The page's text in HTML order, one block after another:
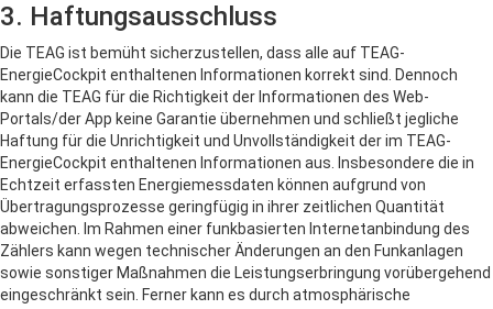
3. Haftungsausschluss
Die TEAG ist bemüht sicherzustellen, dass alle auf TEAG-
EnergieCockpit enthaltenen Informationen korrekt sind. Dennoch
kann die TEAG für die Richtigkeit der Informationen des Web-
Portals/der App keine Garantie übernehmen und schließt jegliche
Haftung für die Unrichtigkeit und Unvollständigkeit der im TEAG-
EnergieCockpit enthaltenen Informationen aus. Insbesondere die in
Echtzeit erfassten Energiemessdaten können aufgrund von
Übertragungsprozesse geringfügig in ihrer zeitlichen Quantität
abweichen. Im Rahmen einer funkbasierten Internetanbindung des
Zählers kann wegen technischer Änderungen an den Funkanlagen
sowie sonstiger Maßnahmen die Leistungserbringung vorübergehend
eingeschränkt sein. Ferner kann es durch atmosphärische